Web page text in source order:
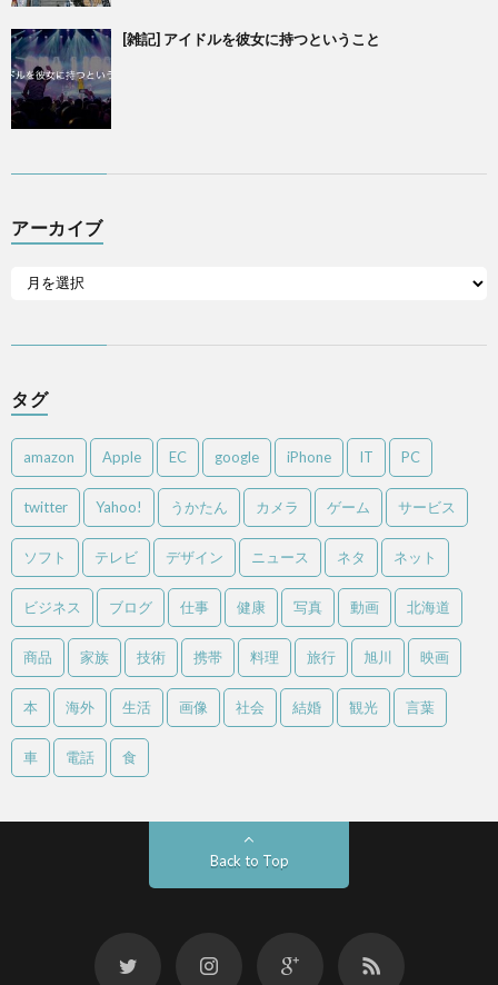
[雑記] アイドルを彼女に持つということ
アーカイブ
タグ
amazon Apple EC google iPhone IT PC
twitter Yahoo! うかたん カメラ ゲーム サービス
ソフト テレビ デザイン ニュース ネタ ネット
ビジネス ブログ 仕事 健康 写真 動画 北海道
商品 家族 技術 携帯 料理 旅行 旭川 映画
本 海外 生活 画像 社会 結婚 観光 言葉
車 電話 食
Back to Top